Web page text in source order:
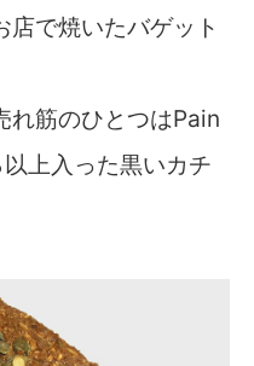
店で焼いたバゲット
れ筋のひとつはPain
上入った黒いカチ